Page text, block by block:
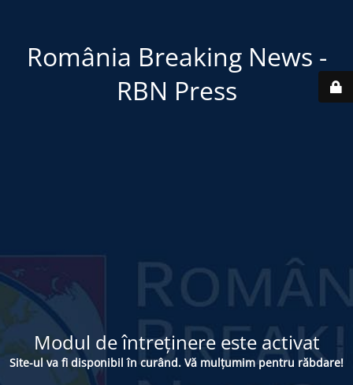
România Breaking News -
RBN Press
Modul de întreținere este activat
Site-ul va fi disponibil în curând. Vă mulțumim pentru răbdare!